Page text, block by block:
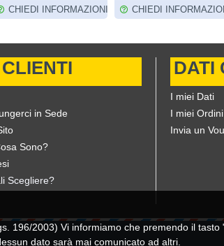
CHIEDI INFORMAZIONI CHIEDI
in Sede
Sono?
Scegliere?
DATI
I miei Dati
I miei Ordini
Invia un
196/2003) Vi informiamo che premendo il
dato sarà mai comunicato ad altri.